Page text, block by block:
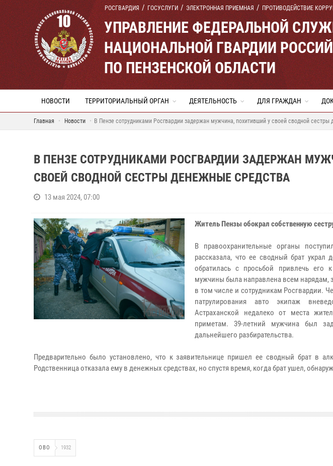
РОСГВАРДИЯ ГОСУСЛУГИ ЭЛЕКТРОННАЯ ПРИЕМНАЯ ПРОТИВОДЕЙСТВИЕ
УПРАВЛЕНИЕ ФЕДЕРАЛЬНОЙ
НАЦИОНАЛЬНОЙ ГВАРДИИ
ПО ПЕНЗЕНСКОЙ ОБЛАСТИ
НОВОСТИ ТЕРРИТОРИАЛЬНЫЙ ОРГАН ДЕЯТЕЛЬНОСТЬ ДЛЯ ГРАЖДАН
Главная Новости В Пензе сотрудниками Росгвардии задержан мужчина, похитивший у своей сводной сестры
В ПЕНЗЕ СОТРУДНИКАМИ РОСГВАРДИИ ЗАДЕРЖАН
СВОЕЙ СВОДНОЙ СЕСТРЫ ДЕНЕЖНЫЕ СРЕДСТВА
13 мая 2024, 07:00
Житель Пензы обокрал собственную
В правоохранительные органы
рассказала, что ее сводный брат
обратилась с просьбой привлечь его
мужчины была направлена всем нарядам,
в том числе и сотрудникам Росгвардии.
патрулирования авто экипаж
Астраханской недалеко от места
приметам. 39-летний мужчина был
дальнейшего разбирательства.
Предварительно было установлено, что к заявительнице пришел ее сводный брат в
Родственница отказала ему в денежных средствах, но спустя время, когда брат ушел,
ОВО 1932